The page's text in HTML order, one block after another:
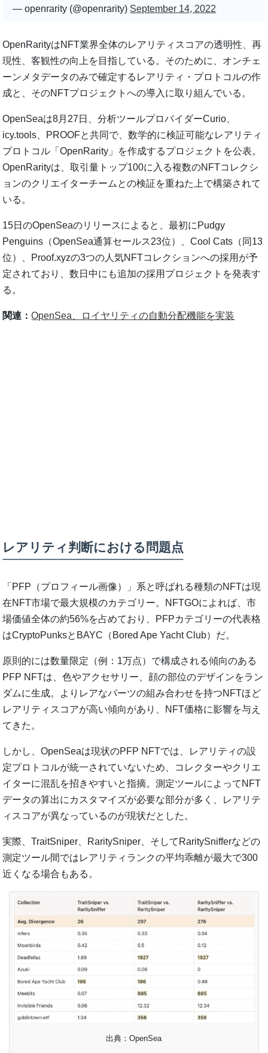
— openrarity (@openrarity) September 14, 2022
OpenRarityはNFT業界全体のレアリティスコアの透明性、再
現性、客観性の向上を目指している。そのために、オンチェ
ーンメタデータのみで確定するレアリティ・プロトコルの作
成と、そのNFTプロジェクトへの導入に取り組んでいる。
OpenSeaは8月27日、分析ツールプロバイダーCurio、
icy.tools、PROOFと共同で、数学的に検証可能なレアリティ
プロトコル「OpenRarity」を作成するプロジェクトを公表。
OpenRarityは、取引量トップ100に入る複数のNFTコレクシ
ョンのクリエイターチームとの検証を重ねた上で構築されて
いる。
15日のOpenSeaのリリースによると、最初にPudgy
Penguins（OpenSea通算セールス23位）、Cool Cats（同13
位）、Proof.xyzの3つの人気NFTコレクションへの採用が予
定されており、数日中にも追加の採用プロジェクトを発表す
る。
関連：OpenSea、ロイヤリティの自動分配機能を実装
レアリティ判断における問題点
「PFP（プロフィール画像）」系と呼ばれる種類のNFTは現
在NFT市場で最大規模のカテゴリー。NFTGOによれば、市
場価値全体の約56%を占めており、PFPカテゴリーの代表格
はCryptoPunksとBAYC（Bored Ape Yacht Club）だ。
原則的には数量限定（例：1万点）で構成される傾向のある
PFP NFTは、色やアクセサリー、顔の部位のデザインをラン
ダムに生成。よりレアなパーツの組み合わせを持つNFTほど
レアリティスコアが高い傾向があり、NFT価格に影響を与え
てきた。
しかし、OpenSeaは現状のPFP NFTでは、レアリティの設
定プロトコルが統一されていないため、コレクターやクリエ
イターに混乱を招きやすいと指摘。測定ツールによってNFT
データの算出にカスタマイズが必要な部分が多く、レアリテ
ィスコアが異なっているのが現状だとした。
実際、TraitSniper、RaritySniper、そしてRaritySnifferなどの
測定ツール間ではレアリティランクの平均乖離が最大で300
近くなる場合もある。
出典：OpenSea